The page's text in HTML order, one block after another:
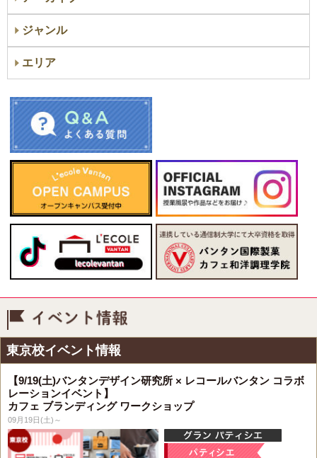
ジャンル
エリア
東京校イベント情報
【9/19(土)バンタンデザイン研究所 × レコールバンタン コラボ
レーションイベント】
カフェ ブランディング ワークショップ
09月19日(土)～